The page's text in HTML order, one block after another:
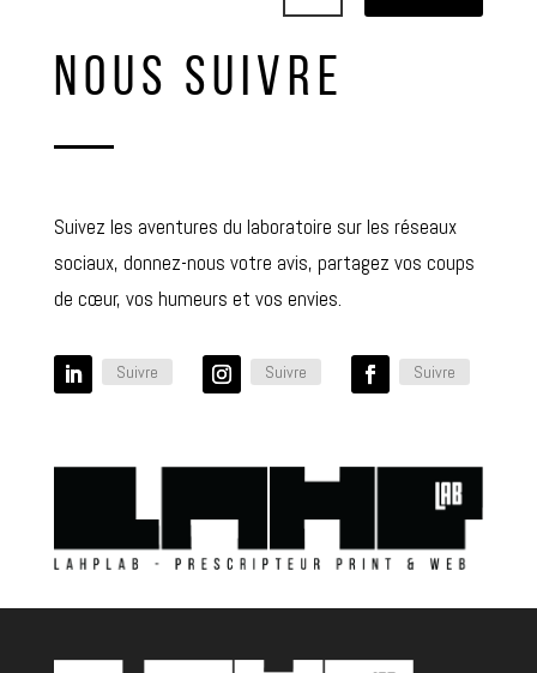
NOUS SUIVRE
Suivez les aventures du laboratoire sur les réseaux
sociaux, donnez-nous votre avis, partagez vos coups
de cœur, vos humeurs et vos envies.
Suivre Suivre Suivre